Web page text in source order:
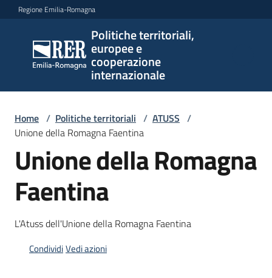
Vai al contenuto
Vai alla navigazione
Vai al footer
Regione Emilia-Romagna
Politiche territoriali,
europee e
cooperazione
internazionale
Politiche
territoriali,
europee e
cooperazione
Argomenti
Novità
Servizi
Home / Politiche territoriali / ATUSS /
Unione della Romagna Faentina
Unione della Romagna
Faentina
L'Atuss dell'Unione della Romagna Faentina
CondividiVedi azioni